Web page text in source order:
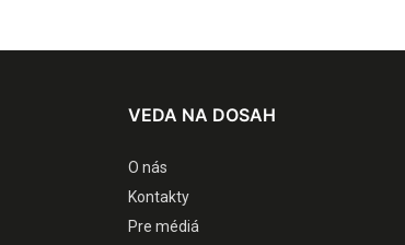
VEDA NA DOSAH
O nás
Kontakty
Pre médiá